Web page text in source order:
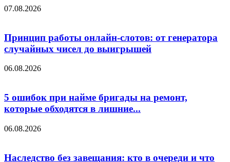
07.08.2026
Принцип работы онлайн-слотов: от генератора
случайных чисел до выигрышей
06.08.2026
5 ошибок при найме бригады на ремонт,
которые обходятся в лишние...
06.08.2026
Наследство без завещания: кто в очереди и что